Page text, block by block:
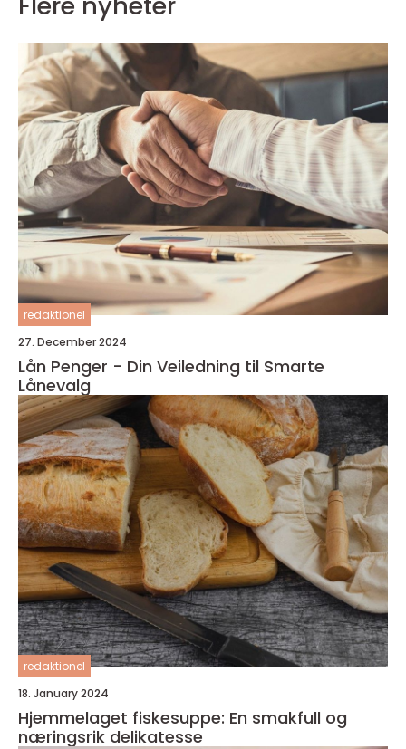
redaktionel
27. December 2024
Lån Penger - Din Veiledning til Smarte
Lånevalg
redaktionel
18. January 2024
Hjemmelaget fiskesuppe: En smakfull og
næringsrik delikatesse